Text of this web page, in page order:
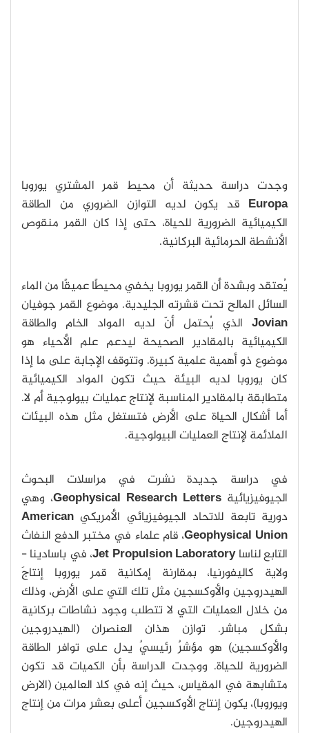
وجدت دراسة حديثة أن محيط قمر المشتري يوروبا
Europa قد يكون لديه التوازن الضروري من الطاقة
الكيميائية الضرورية للحياة، حتى إذا كان القمر منقوص
الأنشطة الحرمائية البركانية.
يُعتقد وبشدة أن القمر يوروبا يخفي محيطًا عميقًا من الماء
السائل المالح تحت قشرته الجليدية. موضوع القمر جوفيان
Jovian الذي يُحتمل أنّ لديه المواد الخام والطاقة
الكيميائية بالمقادير الصحيحة ليدعم علم الأحياء هو
موضوع ذو أهمية علمية كبيرة. وتتوقف الإجابة على ما إذا
كان يوروبا لديه البيئة حيث تكون المواد الكيميائية
متطابقة بالمقادير المناسبة لإنتاج عمليات بيولوجية أم لا.
أما أشكال الحياة على الأرض فتستغل مثل هذه البيئات
الملائمة لإنتاج العمليات البيولوجية.
في دراسة جديدة نشرت في مراسلات البحوث
الجيوفيزيائية Geophysical Research Letters، وهي
دورية تابعة للاتحاد الجيوفيزيائي الأمريكي American
Geophysical Union، قام علماء في مختبر الدفع النفاث
التابع لناساJet Propulsion Laboratory، في باسادينا -
ولاية كاليفورنيا، بمقارنة إمكانية قمر يوروبا إنتاجَ
الهيدروجين والأوكسجين مثل تلك التي على الأرض، وذلك
من خلال العمليات التي لا تتطلب وجود نشاطات بركانية
بشكل مباشر. توازن هذان العنصران (الهيدروجين
والأوكسجين) هو مؤشرٌ رئيسيٌ يدل على توافر الطاقة
الضرورية للحياة. ووجدت الدراسة بأن الكميات قد تكون
متشابهة في المقياس، حيث إنه في كلا العالمين (الارض
ويوروبا)، يكون إنتاج الأوكسجين أعلى بعشر مرات من إنتاج
الهيدروجين.